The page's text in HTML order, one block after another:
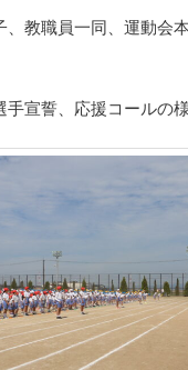
、教職員一同、運動会
宣誓、応援コールの様